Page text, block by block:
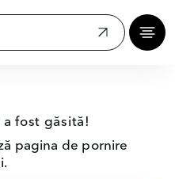
a fost găsită!
pagina de pornire